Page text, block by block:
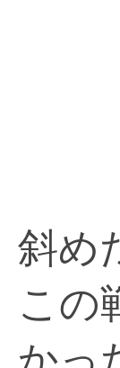
斜め
この